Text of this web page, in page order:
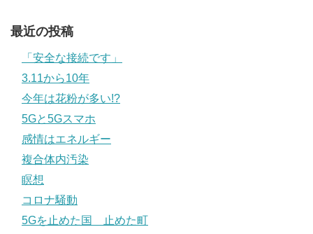
最近の投稿
「安全な接続です」
3.11から10年
今年は花粉が多い!?
5Gと5Gスマホ
感情はエネルギー
複合体内汚染
瞑想
コロナ騒動
5Gを止めた国 止めた町